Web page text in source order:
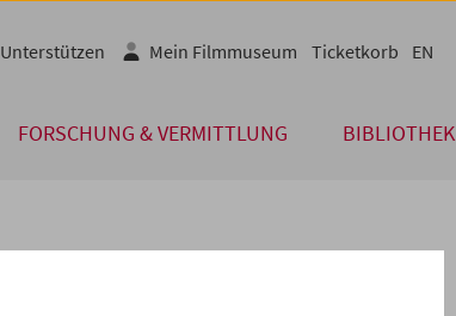
FORSCHUNG & VERMITTLUNG BIBLIOTHEK
Unterstützen Mein Filmmuseum Ticketkorb EN